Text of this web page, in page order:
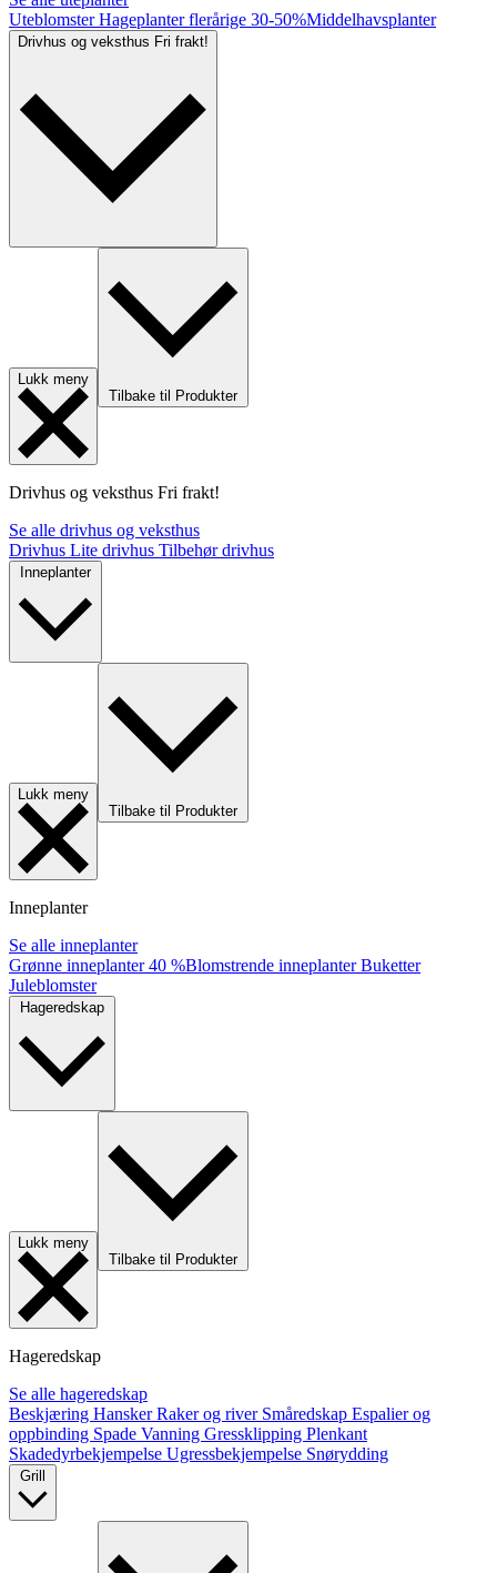
UteblomsterHageplanter flerårige 30-50%Middelhavsplanter
Drivhus og veksthus Fri frakt!
Lukk meny
Tilbake til Produkter
Drivhus og veksthus Fri frakt!
Se alle drivhus og veksthus
Drivhus Lite drivhus Tilbehør drivhus
Inneplanter
Lukk meny
Tilbake til Produkter
Inneplanter
Se alle inneplanter
Grønne inneplanter40 %Blomstrende inneplanterBuketter
Juleblomster
Lukk meny
Tilbake til Produkter
Hageredskap
Se alle hageredskap
Beskjæring HanskerRaker og river Småredskap Espalier og
oppbinding Spade Vanning Gressklipping Plenkant
Skadedyrbekjempelse Ugressbekjempelse Snørydding